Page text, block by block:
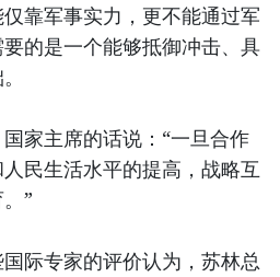
靠军事实力，更不能通过军
的是一个能够抵御冲击、具
家主席的话说：“一旦合作
民生活水平的提高，战略互
”
国际专家的评价认为，苏林总